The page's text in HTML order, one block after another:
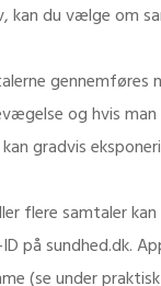
kan du vælge om
gennemføres
og hvis
gradvis
flere samtaler
på sundhed.dk.
(se under